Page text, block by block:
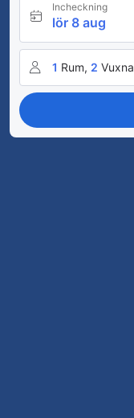
Incheckning
lör 8 aug
1 Rum, 2